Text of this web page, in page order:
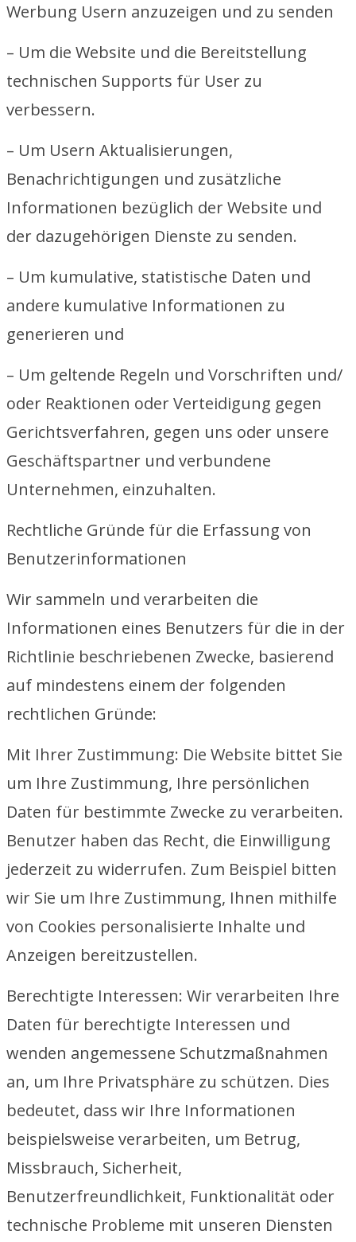
Werbung Usern anzuzeigen und zu senden
– Um die Website und die Bereitstellung
technischen Supports für User zu
verbessern.
– Um Usern Aktualisierungen,
Benachrichtigungen und zusätzliche
Informationen bezüglich der Website und
der dazugehörigen Dienste zu senden.
– Um kumulative, statistische Daten und
andere kumulative Informationen zu
generieren und
– Um geltende Regeln und Vorschriften und/
oder Reaktionen oder Verteidigung gegen
Gerichtsverfahren, gegen uns oder unsere
Geschäftspartner und verbundene
Unternehmen, einzuhalten.
Rechtliche Gründe für die Erfassung von
Benutzerinformationen
Wir sammeln und verarbeiten die
Informationen eines Benutzers für die in der
Richtlinie beschriebenen Zwecke, basierend
auf mindestens einem der folgenden
rechtlichen Gründe:
Mit Ihrer Zustimmung: Die Website bittet Sie
um Ihre Zustimmung, Ihre persönlichen
Daten für bestimmte Zwecke zu verarbeiten.
Benutzer haben das Recht, die Einwilligung
jederzeit zu widerrufen. Zum Beispiel bitten
wir Sie um Ihre Zustimmung, Ihnen mithilfe
von Cookies personalisierte Inhalte und
Anzeigen bereitzustellen.
Berechtigte Interessen: Wir verarbeiten Ihre
Daten für berechtigte Interessen und
wenden angemessene Schutzmaßnahmen
an, um Ihre Privatsphäre zu schützen. Dies
bedeutet, dass wir Ihre Informationen
beispielsweise verarbeiten, um Betrug,
Missbrauch, Sicherheit,
Benutzerfreundlichkeit, Funktionalität oder
technische Probleme mit unseren Diensten